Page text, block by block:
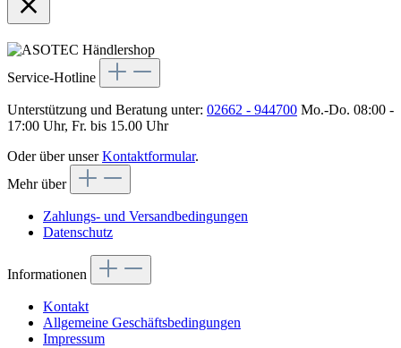
Service-Hotline
Unterstützung und Beratung unter: 02662 - 944700 Mo.-Do. 08:00 -
17:00 Uhr, Fr. bis 15.00 Uhr
Oder über unserKontaktformular.
Mehr über
Zahlungs- und Versandbedingungen
Datenschutz
Informationen
Kontakt
Allgemeine Geschäftsbedingungen
Impressum